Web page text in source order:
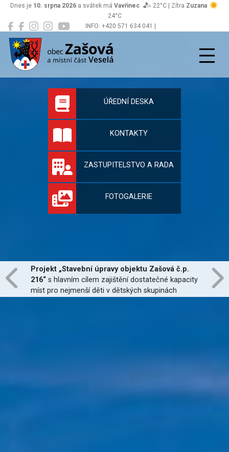
INFO: +420 571 634 041 |
Dnes je 10. srpna 2026 a svátek má Vavřinec 22°C | Zítra Zuzana
24°C
Zašová
Oficiální stránky
ÚŘEDNÍ DESKA
KONTAKTY
ZASTUPITELSTVO A RADA
FOTOGALERIE
Projekt „Stavební úpravy objektu Zašová č.p.
216“ s hlavním cílem zajištění dostatečné kapacity
míst pro nejmenší děti v dětských skupinách